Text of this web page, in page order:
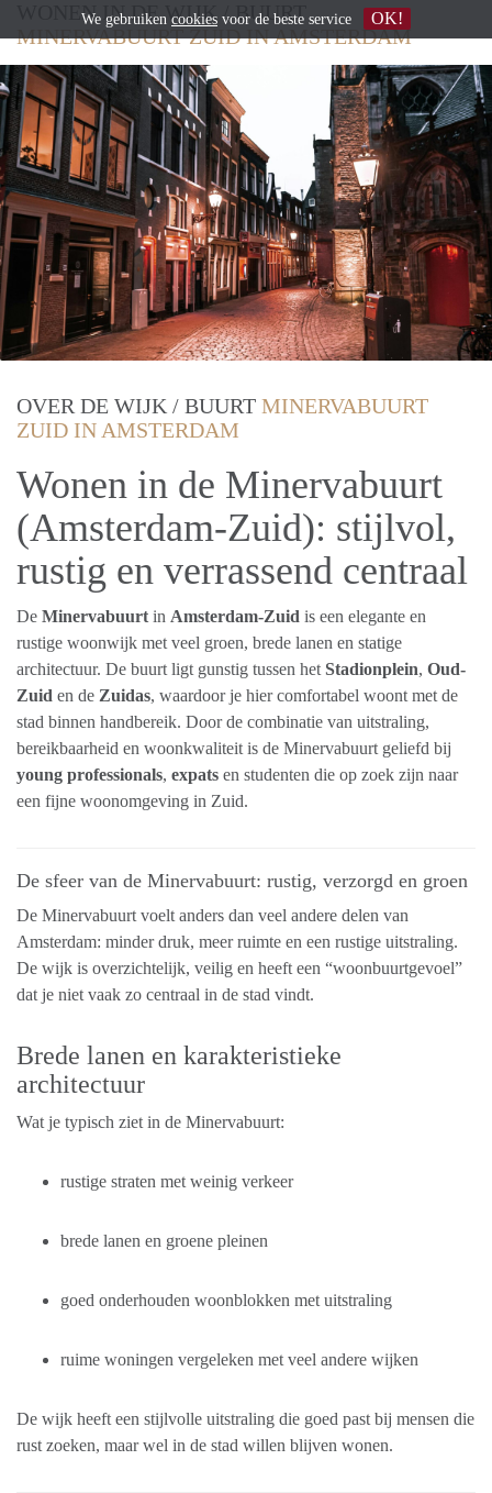
WONEN IN DE WIJK / BUURT
MINERVABUURT ZUID IN AMSTERDAM
OVER DE WIJK / BUURT MINERVABUURT
ZUID IN AMSTERDAM
Wonen in de Minervabuurt
(Amsterdam-Zuid): stijlvol,
rustig en verrassend centraal
De Minervabuurt in Amsterdam-Zuid is een elegante en
rustige woonwijk met veel groen, brede lanen en statige
architectuur. De buurt ligt gunstig tussen het Stadionplein, Oud-
Zuid en de Zuidas, waardoor je hier comfortabel woont met de
stad binnen handbereik. Door de combinatie van uitstraling,
bereikbaarheid en woonkwaliteit is de Minervabuurt geliefd bij
young professionals, expats en studenten die op zoek zijn naar
een fijne woonomgeving in Zuid.
De sfeer van de Minervabuurt: rustig, verzorgd en groen
De Minervabuurt voelt anders dan veel andere delen van
Amsterdam: minder druk, meer ruimte en een rustige uitstraling.
De wijk is overzichtelijk, veilig en heeft een “woonbuurtgevoel”
dat je niet vaak zo centraal in de stad vindt.
Brede lanen en karakteristieke
architectuur
Wat je typisch ziet in de Minervabuurt:
rustige straten met weinig verkeer
brede lanen en groene pleinen
goed onderhouden woonblokken met uitstraling
ruime woningen vergeleken met veel andere wijken
De wijk heeft een stijlvolle uitstraling die goed past bij mensen die
rust zoeken, maar wel in de stad willen blijven wonen.
We gebruiken cookies voor de beste service OK!